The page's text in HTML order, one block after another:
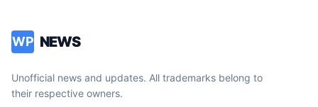
WP NEWS
Unofficial news and updates. All trademarks belong to
their respective owners.